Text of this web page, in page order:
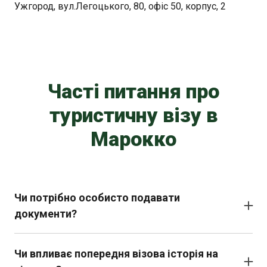
Ужгород, вул.Легоцького, 80, офіс 50, корпус, 2
Часті питання про
туристичну візу в
Марокко
Чи потрібно особисто подавати
документи?
Чи впливає попередня візова історія на